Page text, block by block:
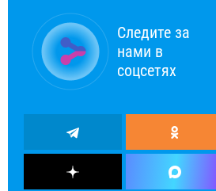
Следите за
нами в
соцсетях